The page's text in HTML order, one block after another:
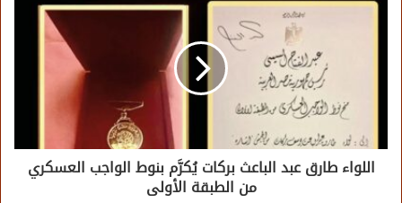
اللواء طارق عبد الباعث بركات يُكرَّم بنوط الواجب العسكري
من الطبقة الأولى